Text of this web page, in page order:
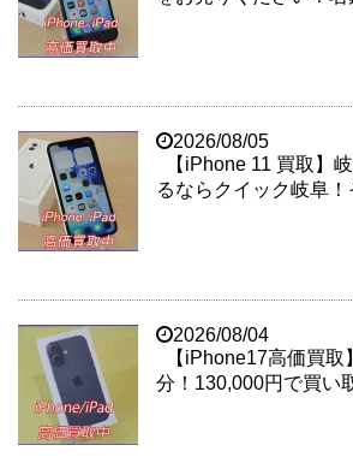
2026/08/05
【iPhone 11 買取】
るならクイック岐阜
2026/08/04
【iPhone17高価買
分！130,000円で買い